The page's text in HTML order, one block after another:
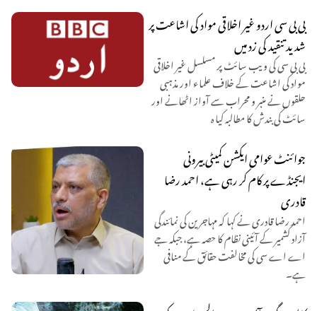
بی بی سی اردو غیر اخلاقی مواد کی اشاعت پر
شدید تنقید کی زد میں
بی بی سی کی ویب سائٹ پر مسلسل غیر اخلاقی
مواد کی اشاعت کے خلاف علماء اور مذہبی
حلقوں نے منبر و محراب سے آواز اٹھانے اور
سائٹ کی بندش کا مطالبہ کیا ہ
جوائنٹ عوامی ایکشن کمیٹی بیرونی
ایجنڈے پر کام کر رہی ہے، احمد رضا
قادری
احمد رضا قادری نے کہا کہ مہاجرین کی نمائندگی
آزاد کشمیر کے آئینی نظام کا حصہ ہے، جبکہ جے
اے اے سی کی مخالفت حقائق کے منافی
ہے۔